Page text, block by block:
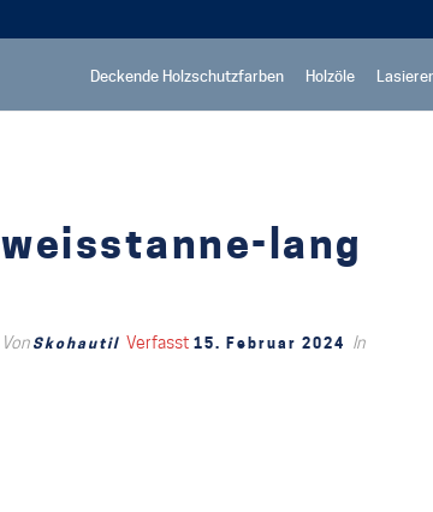
Deckende Holzschutzfarben Holzöle
weisstanne-lang
Von Skohautil Verfasst 15. Februar 2024 In